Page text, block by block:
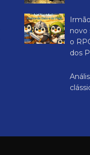
novo
o
dos